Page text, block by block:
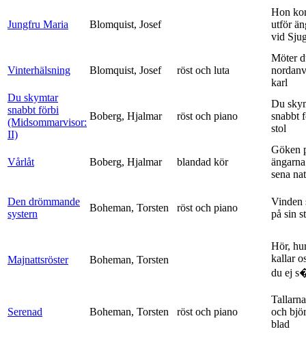
Jungfru Maria Blomquist, Josef
Hon
utför
vid
Vinterhälsning Blomquist, Josef röst och luta
Möter
karl
Du skymtar
snabbt förbi
(Midsommarvisor:
II)
Boberg, Hjalmar röst och piano
Du
snabbt
stol
Vårlåt Boberg, Hjalmar blandad kör
Göken
sena
Den drömmande
systern
Boheman, Torsten röst och piano
Vinden
på sin
Majnattsröster Boheman, Torsten
Hör,
kallar
du ej
Serenad Boheman, Torsten röst och piano
och
blad